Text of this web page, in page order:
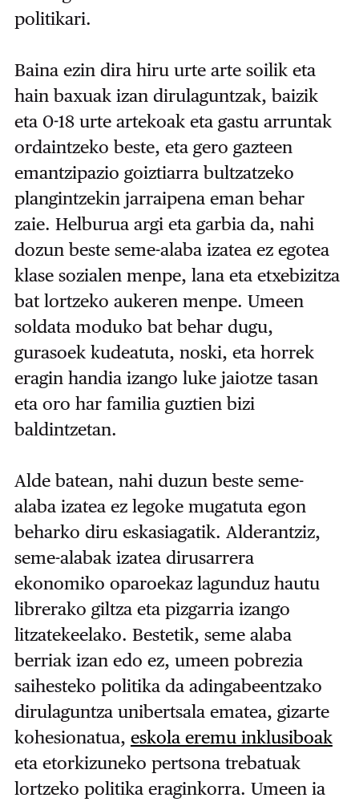
politikari.
Baina ezin dira hiru urte arte soilik eta
hain baxuak izan dirulaguntzak, baizik
eta 0-18 urte artekoak eta gastu arruntak
ordaintzeko beste, eta gero gazteen
emantzipazio goiztiarra bultzatzeko
plangintzekin jarraipena eman behar
zaie. Helburua argi eta garbia da, nahi
dozun beste seme-alaba izatea ez egotea
klase sozialen menpe, lana eta etxebizitza
bat lortzeko aukeren menpe. Umeen
soldata moduko bat behar dugu,
gurasoek kudeatuta, noski, eta horrek
eragin handia izango luke jaiotze tasan
eta oro har familia guztien bizi
baldintzetan.
Alde batean, nahi duzun beste seme-
alaba izatea ez legoke mugatuta egon
beharko diru eskasiagatik. Alderantziz,
seme-alabak izatea dirusarrera
ekonomiko oparoekaz lagunduz hautu
librerako giltza eta pizgarria izango
litzatekeelako. Bestetik, seme alaba
berriak izan edo ez, umeen pobrezia
saihesteko politika da adingabeentzako
dirulaguntza unibertsala ematea, gizarte
kohesionatua, eskola eremu inklusiboak
eta etorkizuneko pertsona trebatuak
lortzeko politika eraginkorra. Umeen ia